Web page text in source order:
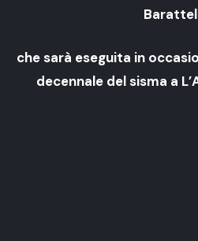
che sarà eseguita in
decennale del sisma a